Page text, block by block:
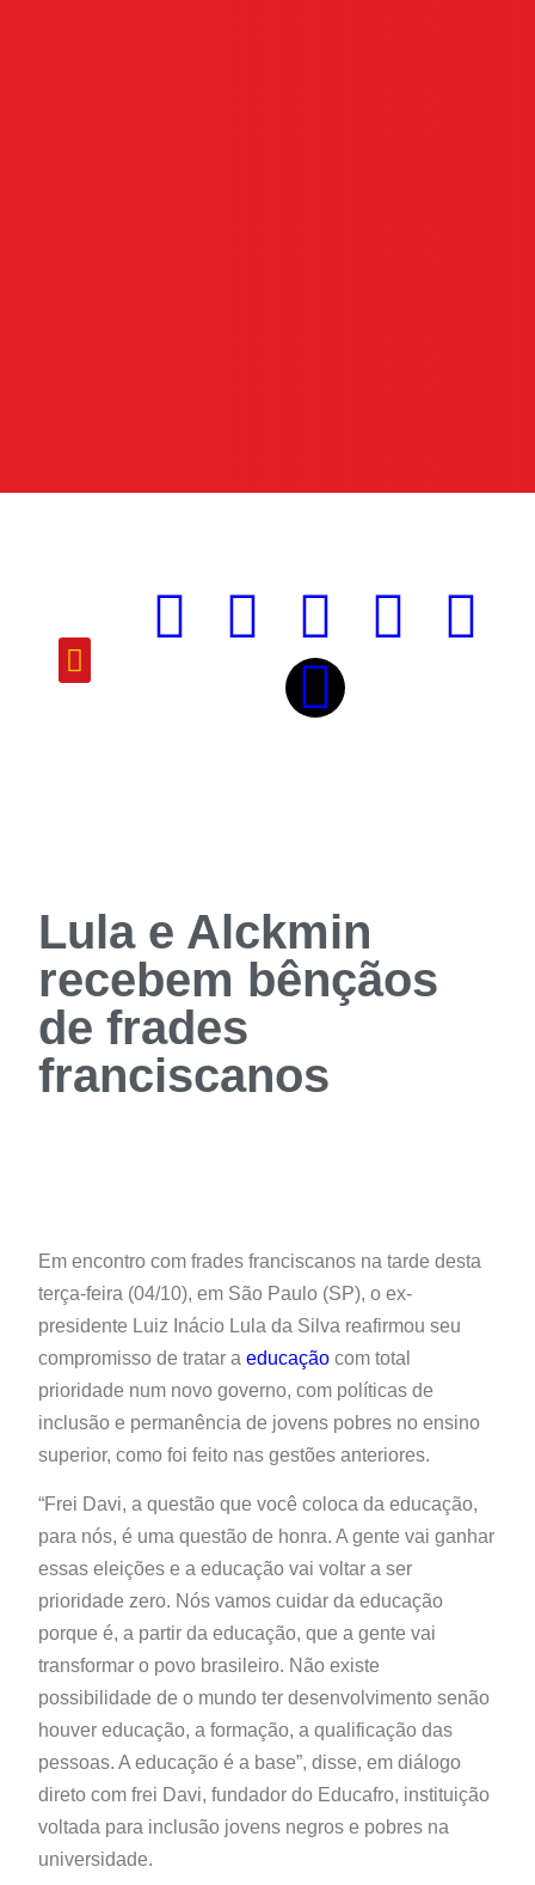
Lula e Alckmin
recebem bênçãos
de frades
franciscanos
Em encontro com frades franciscanos na tarde desta
terça-feira (04/10), em São Paulo (SP), o ex-
presidente Luiz Inácio Lula da Silva reafirmou seu
compromisso de tratar aeducação com total
prioridade num novo governo, com políticas de
inclusão e permanência de jovens pobres no ensino
superior, como foi feito nas gestões anteriores.
“Frei Davi, a questão que você coloca da educação,
para nós, é uma questão de honra. A gente vai ganhar
essas eleições e a educação vai voltar a ser
prioridade zero. Nós vamos cuidar da educação
porque é, a partir da educação, que a gente vai
transformar o povo brasileiro. Não existe
possibilidade de o mundo ter desenvolvimento senão
houver educação, a formação, a qualificação das
pessoas. A educação é a base”, disse, em diálogo
direto com frei Davi, fundador do Educafro, instituição
voltada para inclusão jovens negros e pobres na
universidade.